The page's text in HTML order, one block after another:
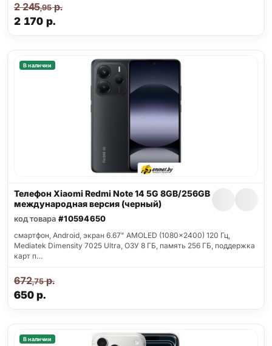
2 170 р.
2 245,95р.
В наличии
Телефон Xiaomi Redmi Note 14 5G 8GB/256GB
международная версия (черный)
код товара #10594650
смартфон, Android, экран 6.67" AMOLED (1080x2400) 120 Гц,
Mediatek Dimensity 7025 Ultra, ОЗУ 8 ГБ, память 256 ГБ, поддержка
карт п…
650р.
672,75р.
В наличии